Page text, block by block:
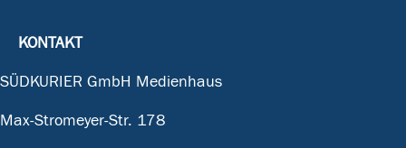
KONTAKT
SÜDKURIER GmbH Medienhaus
Max-Stromeyer-Str. 178